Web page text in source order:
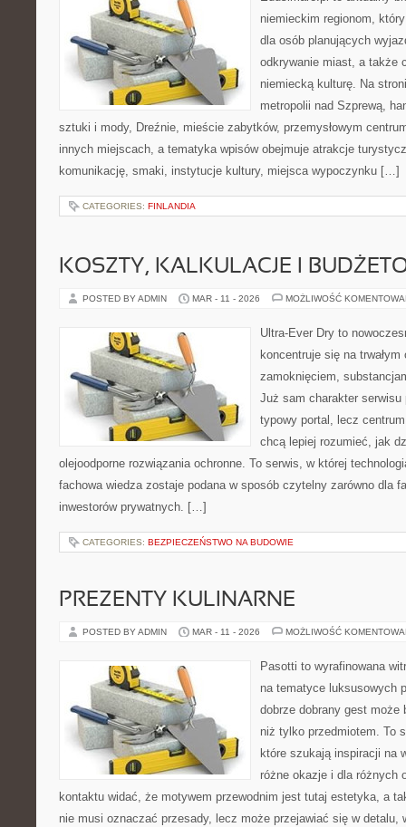
niemieckim regionom,
dla osób planujących
odkrywanie miast, a także
niemiecką kulturę. Na
metropolii nad Szprewą,
sztuki i mody, Dreźnie, mieście zabytków, przemysłowym
innych miejscach, a tematyka wpisów obejmuje atrakcje
komunikację, smaki, instytucje kultury, miejsca wypoczynku […]
CATEGORIES: FINLANDIA
KOSZTY, KALKULACJE I
POSTED BY ADMIN MAR - 11 - 2026 MOŻLIWOŚĆ
Ultra-Ever Dry to
koncentruje się na trwałym
zamoknięciem,
Już sam charakter
typowy portal, lecz
chcą lepiej rozumieć, jak
olejoodporne rozwiązania ochronne. To serwis, w której
fachowa wiedza zostaje podana w sposób czytelny zarówno dla
inwestorów prywatnych. […]
CATEGORIES: BEZPIECZEŃSTWO NA BUDOWIE
PREZENTY KULINARNE
POSTED BY ADMIN MAR - 11 - 2026 MOŻLIWOŚĆ
Pasotti to wyrafinowana
na tematyce luksusowych
dobrze dobrany gest
niż tylko przedmiotem. To
które szukają inspiracji na
różne okazje i dla różnych
kontaktu widać, że motywem przewodnim jest tutaj estetyka, a
nie musi oznaczać przesady, lecz może przejawiać się w